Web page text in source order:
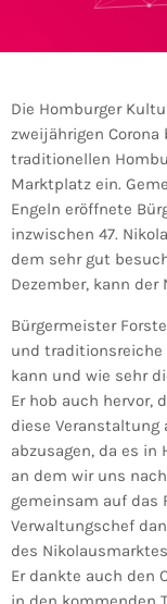
Die Homburger
zweijährigen
traditionellen
Marktplatz ein.
Engeln eröffnete
inzwischen 47.
dem sehr gut
Dezember, kann
Bürgermeister
und traditionsreiche
kann und wie sehr
Er hob auch hervor,
diese Veranstaltung
abzusagen, da es in
an dem wir uns
gemeinsam auf das
Verwaltungschef
des
Er dankte auch den